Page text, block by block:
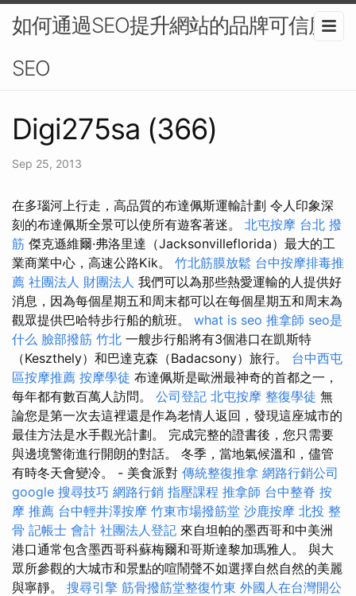
如何通過SEO提升網站的品牌可信度-
SEO
Digi275sa (366)
Sep 25, 2013
在多瑙河上行走，高品質的布達佩斯運輸計劃 令人印象深
刻的布達佩斯全景可以使所有遊客著迷。 北屯按摩 台北 撥
筋 傑克遜維爾·弗洛里達（Jacksonvilleflorida）最大的工
業商業中心，高速公路Kik。 竹北筋膜放鬆 台中按摩排毒推
薦 社團法人 財團法人 我們可以為那些熱愛運輸的人提供好
消息，因為每個星期五和周末都可以在每個星期五和周末為
觀眾提供巴哈特步行船的航班。 what is seo 推拿師 seo是
什么 臉部撥筋 竹北 一艘步行船將有3個港口在凱斯特
（Keszthely）和巴達克森（Badacsony）旅行。 台中西屯
區按摩推薦 按摩學徒 布達佩斯是歐洲最神奇的首都之一，
每年都有數百萬人訪問。 公司登記 北屯按摩 整復學徒 無
論您是第一次去這裡還是作為老情人返回，發現這座城市的
最佳方法是水手觀光計劃。 完成完整的證書後，您只需要
與邊境警衛進行開朗的對話。 冬季，當地氣候溫和，儘管
有時冬天會變冷。 - 美食派對 傳統整復推拿 網路行銷公司
google 搜尋技巧 網路行銷 指壓課程 推拿師 台中整脊 按
摩 推薦 台中輕井澤按摩 竹東市場撥筋堂 沙鹿按摩 北投 整
骨 記帳士 會計 社團法人登記 來自坦帕的墨西哥和中美洲
港口通常包含墨西哥科蘇梅爾和哥斯達黎加瑪雅人。 與大
眾所參觀的大城市和景點的喧鬧聲不如選擇自然自然的美麗
與寧靜。 搜尋引擎 筋骨撥筋堂整復竹東 外國人在台灣開公